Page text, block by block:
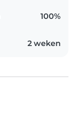
100%
2 weken